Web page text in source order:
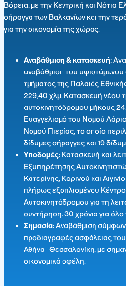
Βόρεια, με την Κεντρική και Νότια
σήραγγα των Βαλκανίων και την
για την οικονομία της χώρας.
Αναβάθμιση & κατασκευή:
αναβάθμιση του υφιστάμενου
τμήματος της Παλαιάς
229,40 χλμ. Κατασκευή νέου
αυτοκινητόδρομου μήκους
Ευαγγελισμό του Νομού
Νομού Πιερίας, το οποίο
δίδυμες σήραγγες και 19
Υποδομές: Κατασκευή και
Εξυπηρέτησης
Κατερίνης, Κορινού και
πλήρως εξοπλισμένου
Αυτοκινητόδρομου για τη
συντήρηση: 30 χρόνια για όλο
Σημασία:Αναβάθμιση
προδιαγραφές ασφάλειας
Αθήνα–Θεσσαλονίκη, με
οικονομικά οφέλη.